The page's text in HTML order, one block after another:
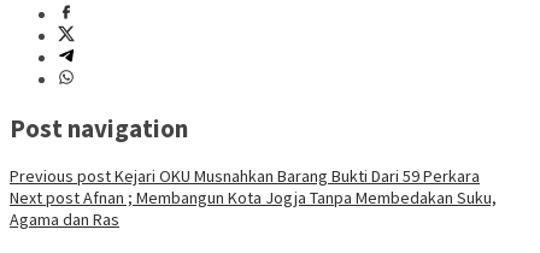
Post navigation
Previous postKejari OKU Musnahkan Barang Bukti Dari 59 Perkara
Next postAfnan ; Membangun Kota Jogja Tanpa Membedakan Suku,
Agama dan Ras